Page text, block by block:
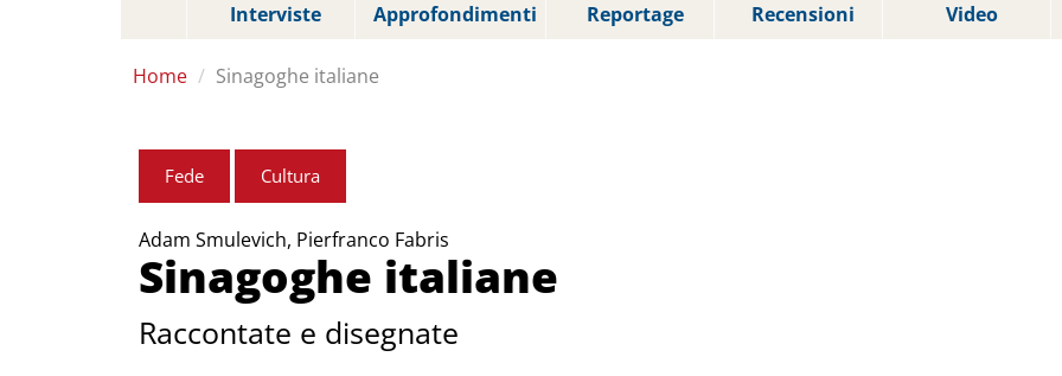
Interviste
Approfondimenti Reportage Recensioni Video
Home Sinagoghe italiane
Fede Cultura
Adam Smulevich, Pierfranco Fabris
Sinagoghe italiane
Raccontate e disegnate